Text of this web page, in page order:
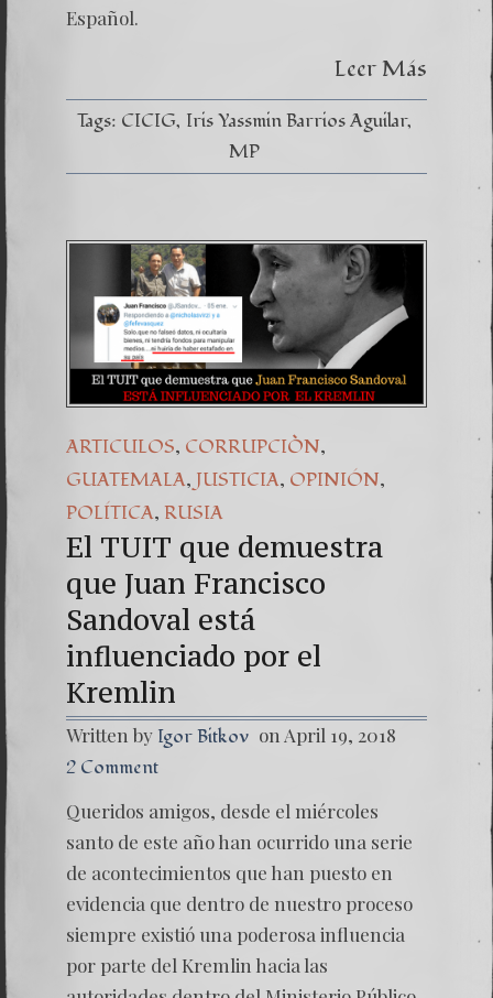
MOSCÚ
apresar
Español.
Leer Más
Tags: CICIG Iris Yassmin Barrios Aguilar
MP
ARTICULOS, CORRUPCIÒN,
GUATEMALA, JUSTICIA, OPINIÓN,
POLÍTICA, RUSIA
El TUIT que demuestra
que Juan Francisco
Sandoval está
influenciado por el
Kremlin
Written by Igor Bitkov on April 19, 2018
2 Comment
Queridos amigos, desde el miércoles
santo de este año han ocurrido una serie
de acontecimientos que han puesto en
evidencia que dentro de nuestro proceso
siempre existió una poderosa influencia
por parte del Kremlin hacia las